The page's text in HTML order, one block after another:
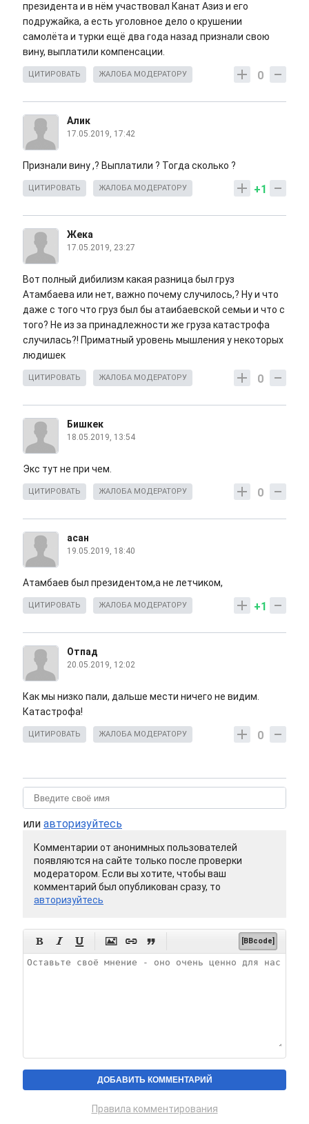
президента и в нём участвовал Канат Азиз и его
подружайка, а есть уголовное дело о крушении
самолёта и турки ещё два года назад признали свою
вину, выплатили компенсации.
0
ЦИТИРОВАТЬ ЖАЛОБА МОДЕРАТОРУ
Алик
17.05.2019, 17:42
Признали вину ,? Выплатили ? Тогда сколько ?
+1
ЦИТИРОВАТЬ ЖАЛОБА МОДЕРАТОРУ
Жека
17.05.2019, 23:27
Вот полный дибилизм какая разница был груз
Атамбаева или нет, важно почему случилось,? Ну и что
даже с того что груз был бы атаибаевской семьи и что с
того? Не из за принадлежности же груза катастрофа
случилась?! Приматный уровень мышления у некоторых
людишек
0
ЦИТИРОВАТЬ ЖАЛОБА МОДЕРАТОРУ
Бишкек
18.05.2019, 13:54
Экс тут не при чем.
0
ЦИТИРОВАТЬ ЖАЛОБА МОДЕРАТОРУ
асан
19.05.2019, 18:40
Атамбаев был президентом,а не летчиком,
+1
ЦИТИРОВАТЬ ЖАЛОБА МОДЕРАТОРУ
Отпад
20.05.2019, 12:02
Как мы низко пали, дальше мести ничего не видим.
Катастрофа!
0
ЦИТИРОВАТЬ ЖАЛОБА МОДЕРАТОРУ
или авторизуйтесь
Комментарии от анонимных пользователей
появляются на сайте только после проверки
модератором. Если вы хотите, чтобы ваш
комментарий был опубликован сразу, то
авторизуйтесь
      [BBcode]
Правила комментирования